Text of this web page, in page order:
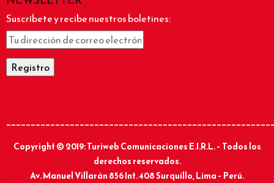
Suscríbete y recibe nuestros boletines:
Copyright © 2019: Turiweb Comunicaciones E.I.R.L. – Todos los
derechos reservados.
Av. Manuel Villarán 856 Int. 408 Surquillo, Lima – Perú.